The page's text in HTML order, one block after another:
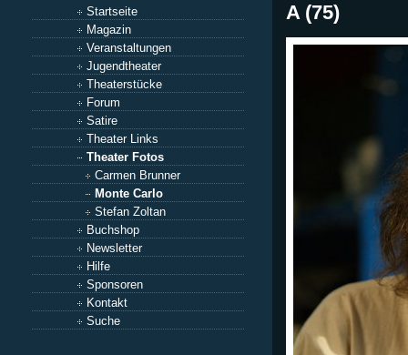
Startseite
Magazin
Veranstaltungen
Jugendtheater
Theaterstücke
Forum
Satire
Theater Links
Theater Fotos
Carmen Brunner
Monte Carlo
Stefan Zoltan
Buchshop
Newsletter
Hilfe
Sponsoren
Kontakt
Suche
A (75)